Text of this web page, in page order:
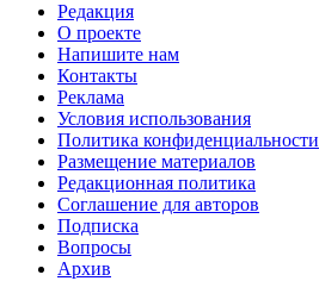
Редакция
О проекте
Напишите нам
Контакты
Реклама
Условия использования
Политика конфиденциальности
Размещение материалов
Редакционная политика
Соглашение для авторов
Подписка
Вопросы
Архив